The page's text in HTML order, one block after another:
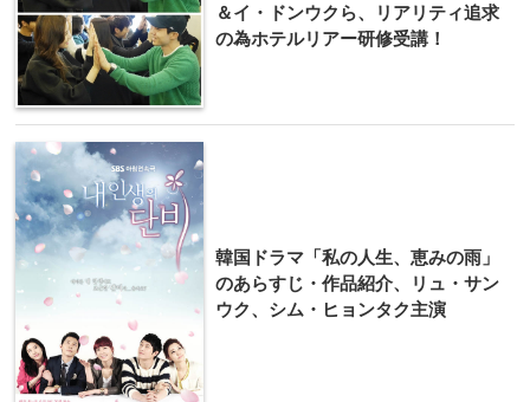
＆イ・ドンウクら、リアリティ追求
の為ホテルリアー研修受講！
韓国ドラマ「私の人生、恵みの雨」
のあらすじ・作品紹介、リュ・サン
ウク、シム・ヒョンタク主演